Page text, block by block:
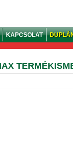
KAPCSOLAT